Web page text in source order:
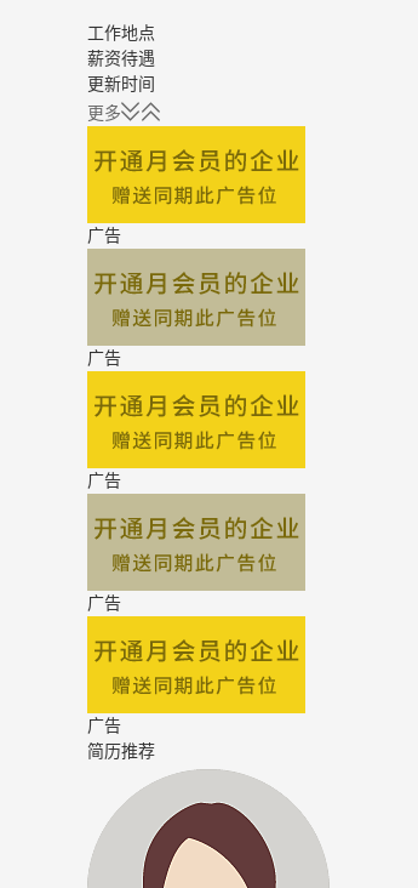
工作地点
薪资待遇
更新时间
更多
广告
广告
广告
广告
广告
简历推荐